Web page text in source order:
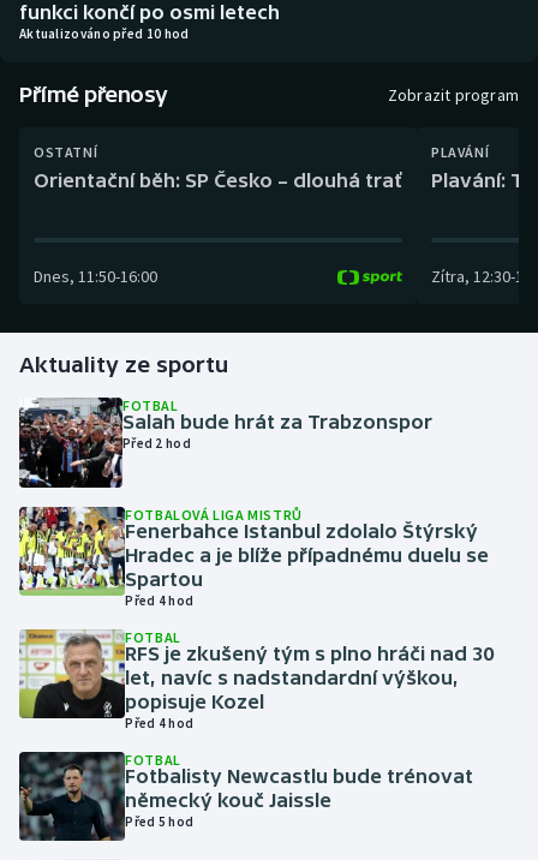
Boby a skeleton
Box
Curling
Golf
Gymnastika
Házená
Jezdectví
Judo
Krasobruslení
Lezení
Lyže a snowboard
Moderní pětiboj
AZ kvíz
funkci končí po osmi letech
Aktualizováno před 10 hod
Přímé přenosy Zobrazit program
OSTATNÍ
Orientační běh: SP Česko – dlouhá trať
Dnes, 11:50-16:00
PLAVÁNÍ
Plavání:
Zítra, 12:30-
Aktuality ze sportu
FOTBAL
Salah bude hrát za Trabzonspor
Před 2 hod
FOTBALOVÁ LIGA MISTRŮ
Fenerbahce Istanbul zdolalo Štýrský
Hradec a je blíže případnému duelu se
Spartou
Před 4 hod
FOTBAL
RFS je zkušený tým s plno hráči nad 30
let, navíc s nadstandardní výškou,
popisuje Kozel
Před 4 hod
FOTBAL
Fotbalisty Newcastlu bude trénovat
německý kouč Jaissle
Před 5 hod